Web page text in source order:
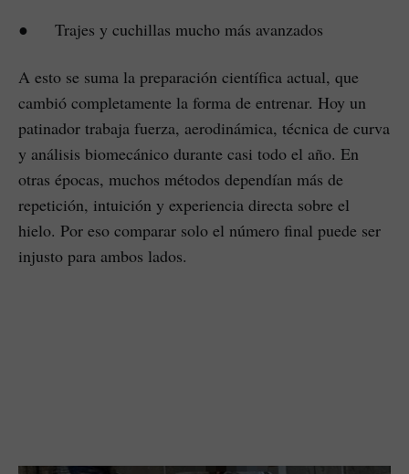
● Trajes y cuchillas mucho más avanzados
A esto se suma la preparación científica actual, que
cambió completamente la forma de entrenar. Hoy un
patinador trabaja fuerza, aerodinámica, técnica de curva
y análisis biomecánico durante casi todo el año. En
otras épocas, muchos métodos dependían más de
repetición, intuición y experiencia directa sobre el
hielo. Por eso comparar solo el número final puede ser
injusto para ambos lados.